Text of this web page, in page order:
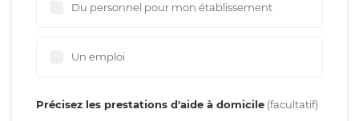
Du personnel pour mon établissement
Un emploi
Précisez les prestations d'aide à domicile